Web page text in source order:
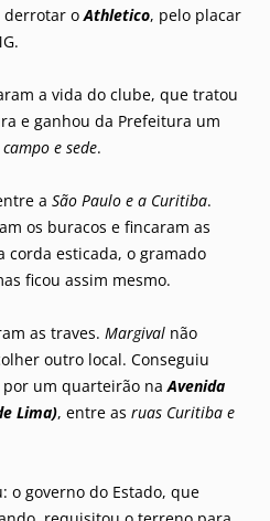
derrotar oAthletico, pelo placar
a vida do clube, que tratou
e ganhou da Prefeitura um
campo e sede.
a São Paulo e a Curitiba.
os buracos e fincaram as
corda esticada, o gramado
ficou assim mesmo.
as traves. Margival não
outro local. Conseguiu
por um quarteirão naAvenida
Lima), entre as ruas Curitiba e
o governo do Estado, que